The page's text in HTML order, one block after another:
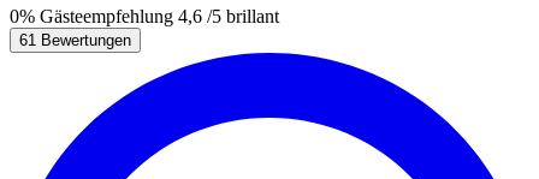
0% Gästeempfehlung 4,6 /5 brillant
61 Bewertungen